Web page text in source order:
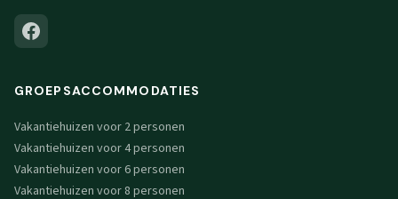
GROEPSACCOMMODATIES
Vakantiehuizen voor 2 personen
Vakantiehuizen voor 4 personen
Vakantiehuizen voor 6 personen
Vakantiehuizen voor 8 personen